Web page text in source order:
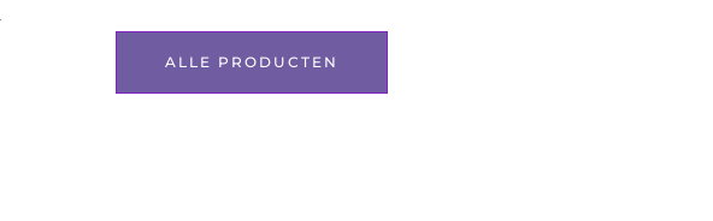
ALLE PRODUCTEN